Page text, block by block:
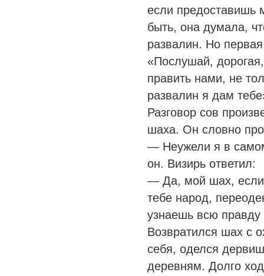
если предоставишь
быть, она думала,
развалин. Но
«Послушай,
править нами, не
развалин я дам
Разговор сов
шаха. Он словно
— Неужели я в
он. Визирь ответил:
— Да, мой шах, если
тебе народ,
узнаешь всю правду
Возвратился шах с
себя, оделся
деревням. Долго